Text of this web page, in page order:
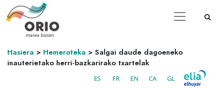
Hasiera > Hemeroteka > Salgai daude dagoeneko
inauterietako herri-bazkarirako txartelak
ES FR EN CA GL